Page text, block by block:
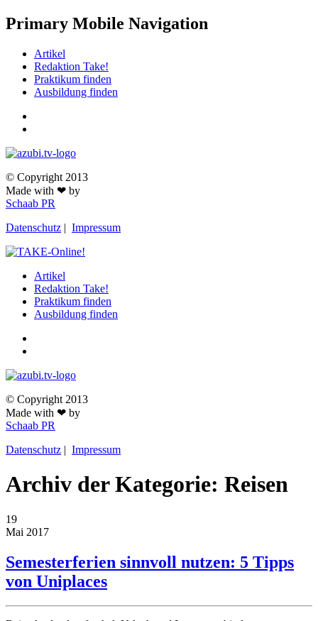
Primary Mobile Navigation
Artikel
Redaktion Take!
Praktikum finden
Ausbildung finden
© Copyright 2013
Made with ❤ by
Schaab PR
Datenschutz | Impressum
Artikel
Redaktion Take!
Praktikum finden
Ausbildung finden
© Copyright 2013
Made with ❤ by
Schaab PR
Datenschutz | Impressum
Archiv der Kategorie: Reisen
19
Mai 2017
Semesterferien sinnvoll nutzen: 5 Tipps
von Uniplaces